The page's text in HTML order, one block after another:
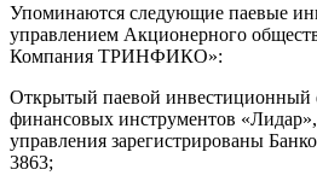
Упоминаются следующие паевые
управлением Акционерного
Компания ТРИНФИКО»:
Открытый паевой
финансовых инструментов
управления зарегистрированы
3863;